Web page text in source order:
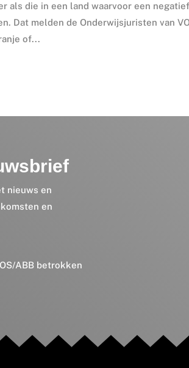
als die in een land waarvoor een
Dat melden de Onderwijsjuristen van
of...
nieuws en
en
ABB betrokken